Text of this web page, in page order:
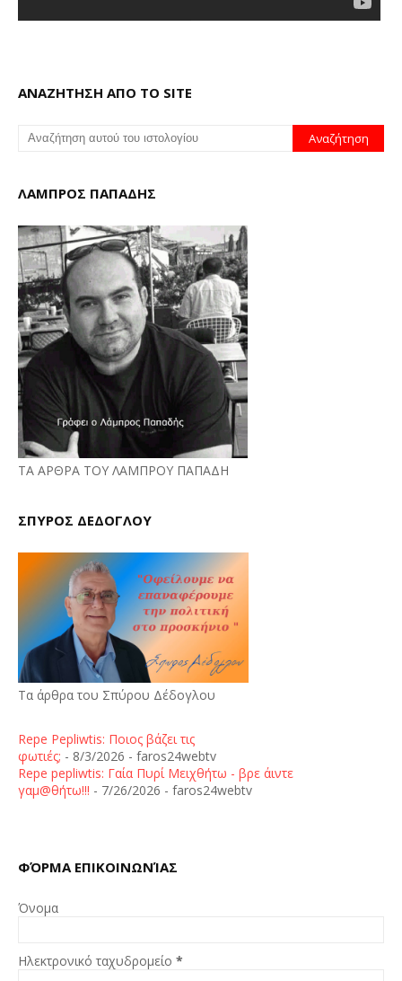
ΑΝΑΖΗΤΗΣΗ ΑΠΟ ΤΟ SITE
ΛΑΜΠΡΟΣ ΠΑΠΑΔΗΣ
ΤΑ ΑΡΘΡΑ ΤΟΥ ΛΑΜΠΡΟΥ ΠΑΠΑΔΗ
ΣΠΥΡΟΣ ΔΕΔΟΓΛΟΥ
Τα άρθρα του Σπύρου Δέδογλου
Repe Pepliwtis: Ποιος βάζει τις
φωτιές; - 8/3/2026 - faros24webtv
Repe pepliwtis: Γαία Πυρί Μειχθήτω - βρε άιντε
γαμ@θήτω!!! - 7/26/2026 - faros24webtv
ΦΌΡΜΑ ΕΠΙΚΟΙΝΩΝΊΑΣ
Όνομα
Ηλεκτρονικό ταχυδρομείο *